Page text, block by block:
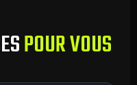
POUR VOUS